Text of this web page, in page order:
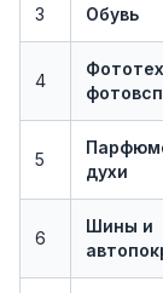
3 Обувь
4
5
духи
6
Шины и